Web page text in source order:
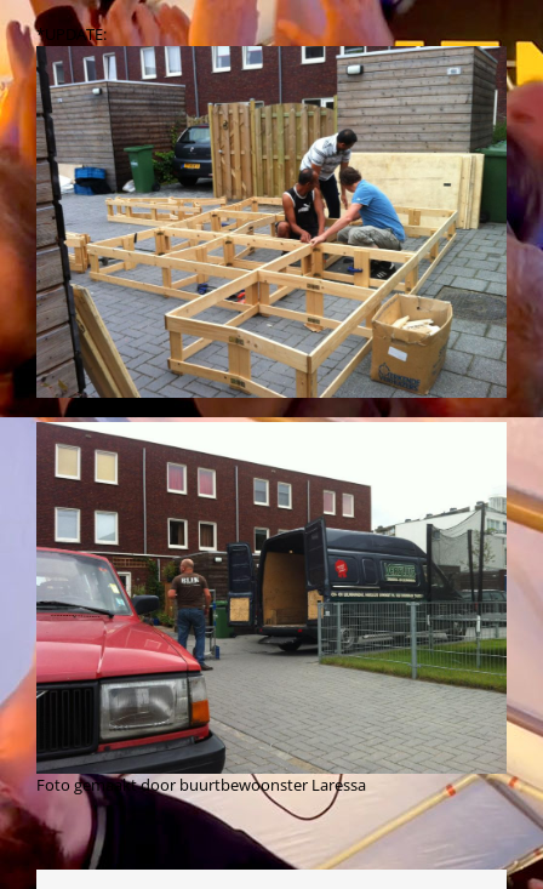
*UPDATE:
Foto gemaakt door buurtbewoonster Laressa